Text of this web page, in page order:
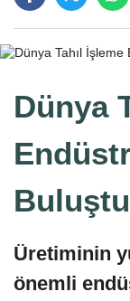
Dünya
Üretiminin
önemli